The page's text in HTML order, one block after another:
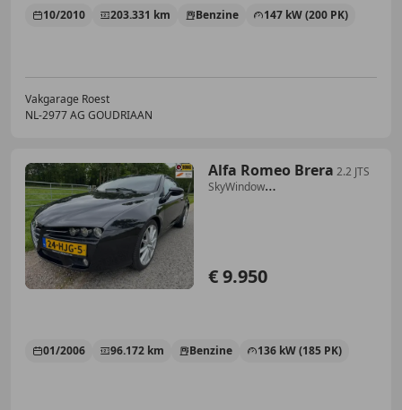
10/2010 203.331 km Benzine 147 kW (200 PK)
Vakgarage Roest
NL-2977 AG GOUDRIAAN
Alfa Romeo Brera 2.2 JTS
SkyWindow
€ 9.950
01/2006 96.172 km Benzine 136 kW (185 PK)